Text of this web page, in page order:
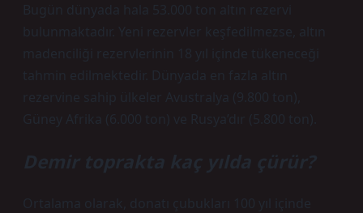
Bugün dünyada hala 53.000 ton altın rezervi
bulunmaktadır. Yeni rezervler keşfedilmezse, altın
madenciliği rezervlerinin 18 yıl içinde tükeneceği
tahmin edilmektedir. Dünyada en fazla altın
rezervine sahip ülkeler Avustralya (9.800 ton),
Güney Afrika (6.000 ton) ve Rusya’dır (5.800 ton).
Demir toprakta kaç yılda çürür?
Ortalama olarak, donatı çubukları 100 yıl içinde